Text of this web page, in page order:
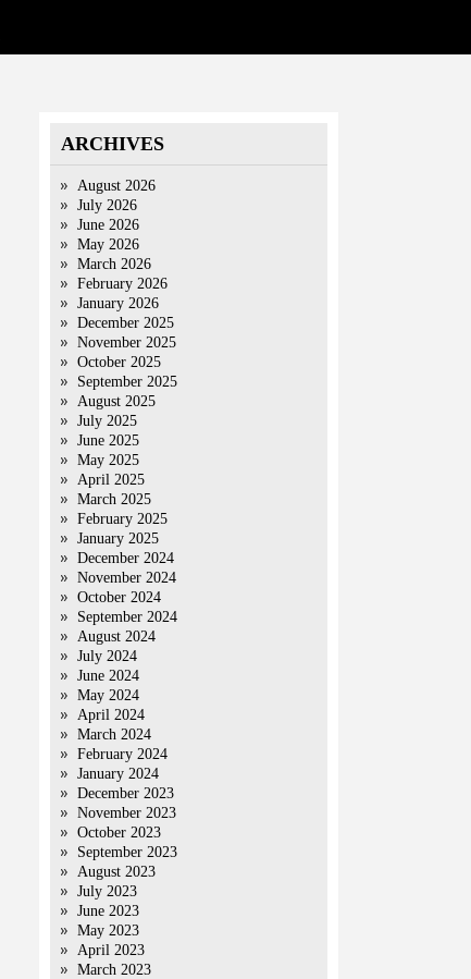
ARCHIVES
August 2026
July 2026
June 2026
May 2026
March 2026
February 2026
January 2026
December 2025
November 2025
October 2025
September 2025
August 2025
July 2025
June 2025
May 2025
April 2025
March 2025
February 2025
January 2025
December 2024
November 2024
October 2024
September 2024
August 2024
July 2024
June 2024
May 2024
April 2024
March 2024
February 2024
January 2024
December 2023
November 2023
October 2023
September 2023
August 2023
July 2023
June 2023
May 2023
April 2023
March 2023